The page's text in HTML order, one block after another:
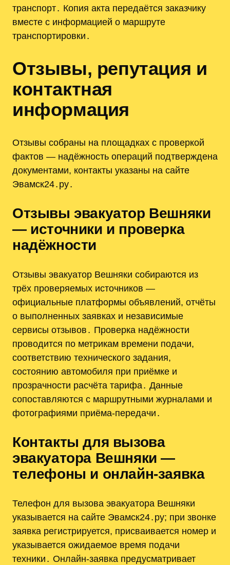
транспорт․ Копия акта передаётся заказчику
вместе с информацией о маршруте
транспортировки․
Отзывы, репутация и
контактная
информация
Отзывы собраны на площадках с проверкой
фактов — надёжность операций подтверждена
документами, контакты указаны на сайте
Эвамск24․ру․
Отзывы эвакуатор Вешняки
— источники и проверка
надёжности
Отзывы эвакуатор Вешняки собираются из
трёх проверяемых источников —
официальные платформы объявлений, отчёты
о выполненных заявках и независимые
сервисы отзывов․ Проверка надёжности
проводится по метрикам времени подачи,
соответствию технического задания,
состоянию автомобиля при приёмке и
прозрачности расчёта тарифа․ Данные
сопоставляются с маршрутными журналами и
фотографиями приёма-передачи․
Контакты для вызова
эвакуатора Вешняки —
телефоны и онлайн-заявка
Телефон для вызова эвакуатора Вешняки
указывается на сайте Эвамск24․ру; при звонке
заявка регистрируется, присваивается номер и
указывается ожидаемое время подачи
техники․ Онлайн-заявка предусматривает